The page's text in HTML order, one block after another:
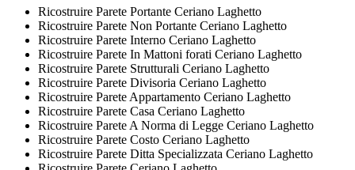
Ricostruire Parete Portante Ceriano Laghetto
Ricostruire Parete Non Portante Ceriano Laghetto
Ricostruire Parete Interno Ceriano Laghetto
Ricostruire Parete In Mattoni forati Ceriano Laghetto
Ricostruire Parete Strutturali Ceriano Laghetto
Ricostruire Parete Divisoria Ceriano Laghetto
Ricostruire Parete Appartamento Ceriano Laghetto
Ricostruire Parete Casa Ceriano Laghetto
Ricostruire Parete A Norma di Legge Ceriano Laghetto
Ricostruire Parete Costo Ceriano Laghetto
Ricostruire Parete Ditta Specializzata Ceriano Laghetto